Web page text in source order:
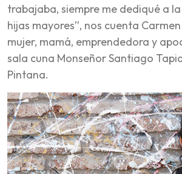
trabajaba, siempre me dediqué a
hijas mayores”, nos cuenta
mujer, mamá, emprendedora y
sala cuna Monseñor Santiago
Pintana.